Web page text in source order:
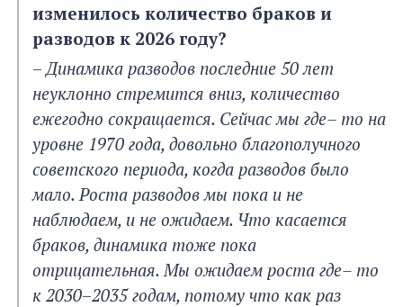
изменилось количество браков и
разводов к 2026 году?
– Динамика разводов последние 50 лет
неуклонно стремится вниз, количество
ежегодно сокращается. Сейчас мы где– то на
уровне 1970 года, довольно благополучного
советского периода, когда разводов было
мало. Роста разводов мы пока и не
наблюдаем, и не ожидаем. Что касается
браков, динамика тоже пока
отрицательная. Мы ожидаем роста где– то
к 2030–2035 годам, потому что как раз